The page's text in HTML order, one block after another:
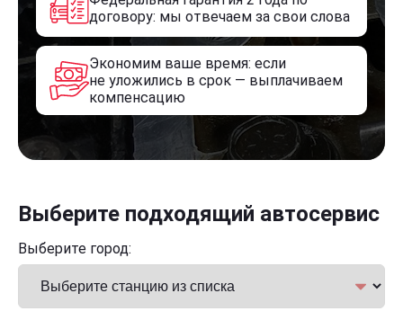
договору: мы отвечаем за свои слова
Экономим ваше время: если
не уложились в срок — выплачиваем
компенсацию
Выберите подходящий автосервис
Выберите город: